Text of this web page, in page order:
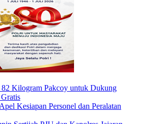
82 Kilogram Pakcoy untuk Dukung
Kesiapan Personel dan Peralatan